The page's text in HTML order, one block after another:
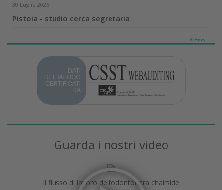
30 Luglio 2026
Pistoia - studio cerca segretaria
Altro...
Guarda i nostri video
Il flusso di lavoro dell’odontoiatra chairside